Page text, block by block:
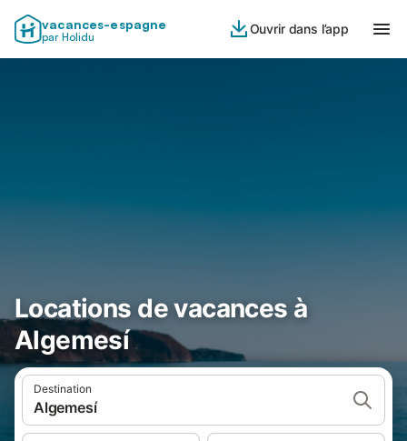
vacances-espagne
par Holidu
Ouvrir dans l’app
Locations de vacances à
Algemesí
Destination
Algemesí